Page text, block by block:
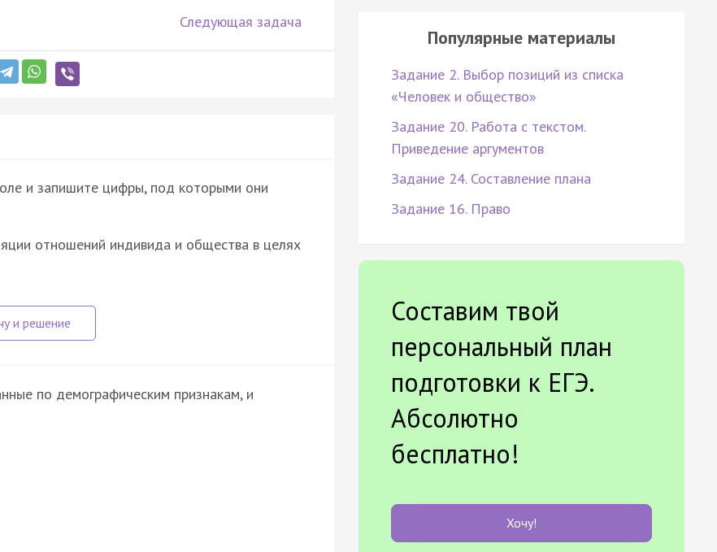
Следующая задача
и запишите цифры, под которыми они
отношений индивида и общества в целях
по демографическим признакам, и
Популярные материалы
Задание 2. Выбор позиций из списка
«Человек и общество»
Задание 20. Работа с текстом.
Приведение аргументов
Задание 24. Составление плана
Задание 16. Право
Составим твой
персональный план
подготовки к ЕГЭ.
Абсолютно
бесплатно!
Хочу!